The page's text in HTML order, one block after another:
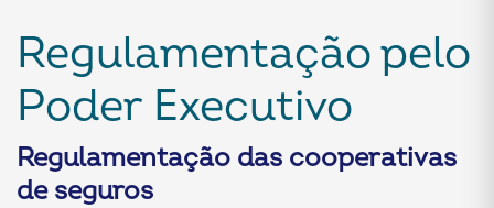
Regulamentação pelo
Poder Executivo
Regulamentação das cooperativas
de seguros